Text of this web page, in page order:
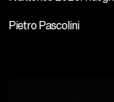
Pietro Pascolini